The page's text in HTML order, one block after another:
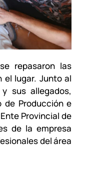
repasaron las
el lugar. Junto al
sus allegados,
de Producción e
Provincial de
de la empresa
del área